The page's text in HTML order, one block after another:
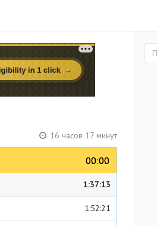
16 часов 17 минут
00:00
00:00
1:37:13
1:52:21